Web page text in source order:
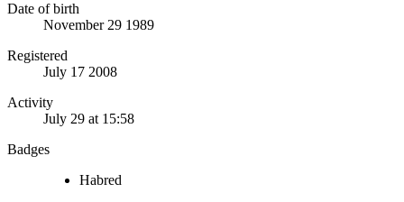
Date of birth
November 29 1989
Registered
July 17 2008
Activity
July 29 at 15:58
Badges
Habred